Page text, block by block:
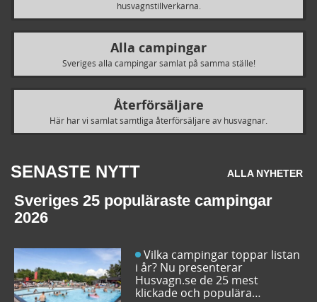
husvagnstillverkarna.
Alla campingar
Sveriges alla campingar samlat på samma ställe!
Återförsäljare
Här har vi samlat samtliga återförsäljare av husvagnar.
SENASTE NYTT ALLA NYHETER
Sveriges 25 populäraste campingar
2026
Vilka campingar toppar listan
i år? Nu presenterar
Husvagn.se de 25 mest
klickade och populära